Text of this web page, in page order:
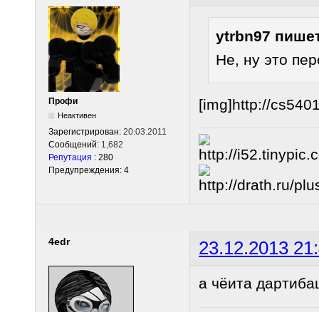
Профи
Неактивен
Зарегистрирован: 20.03.2011
Сообщений: 1,682
Репутация : 280
Предупреждения: 4
ytrbn97
Не, ну это
[img]http://
4edr 23.12.2013
а чёита